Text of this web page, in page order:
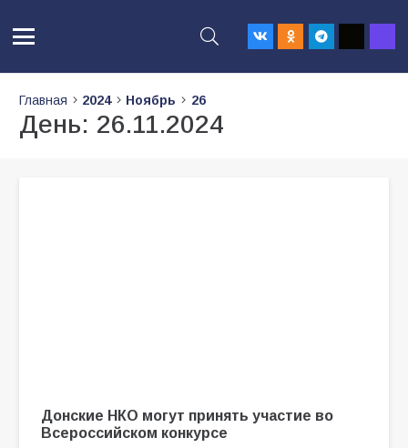
Главная 2024 Ноябрь 26
День: 26.11.2024
Донские НКО могут принять участие во
Всероссийском конкурсе